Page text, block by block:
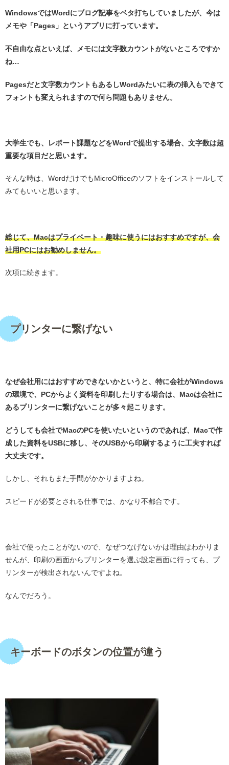
WindowsではWordにブログ記事をベタ打ちしていましたが、今は
メモや「Pages」というアプリに打っています。
不自由な点といえば、メモには文字数カウントがないところですか
ね…
Pagesだと文字数カウントもあるしWordみたいに表の挿入もできて
フォントも変えられますので何ら問題もありません。
大学生でも、レポート課題などをWordで提出する場合、文字数は超
重要な項目だと思います。
そんな時は、WordだけでもMicroOfficeのソフトをインストールして
みてもいいと思います。
総じて、Macはプライベート・趣味に使うにはおすすめですが、会
社用PCにはお勧めしません。
次項に続きます。
プリンターに繋げない
なぜ会社用にはおすすめできないかというと、特に会社がWindows
の環境で、PCからよく資料を印刷したりする場合は、Macは会社に
あるプリンターに繋げないことが多々起こります。
どうしても会社でMacのPCを使いたいというのであれば、Macで作
成した資料をUSBに移し、そのUSBから印刷するように工夫すれば
大丈夫です。
しかし、それもまた手間がかかりますよね。
スピードが必要とされる仕事では、かなり不都合です。
会社で使ったことがないので、なぜつなげないかは理由はわかりま
せんが、印刷の画面からプリンターを選ぶ設定画面に行っても、プ
リンターが検出されないんですよね。
なんでだろう。
キーボードのボタンの位置が違う